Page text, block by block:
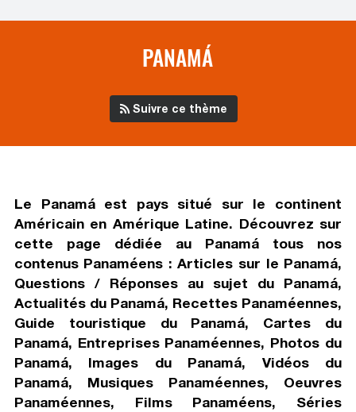
PANAMÁ
Suivre ce thème
Le Panamá est pays situé sur le continent
Américain en Amérique Latine. Découvrez sur
cette page dédiée au Panamá tous nos
contenus Panaméens : Articles sur le Panamá,
Questions / Réponses au sujet du Panamá,
Actualités du Panamá, Recettes Panaméennes,
Guide touristique du Panamá, Cartes du
Panamá, Entreprises Panaméennes, Photos du
Panamá, Images du Panamá, Vidéos du
Panamá, Musiques Panaméennes, Oeuvres
Panaméennes, Films Panaméens, Séries